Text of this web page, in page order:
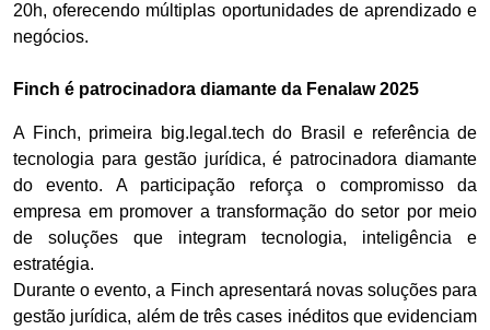
20h, oferecendo múltiplas oportunidades de aprendizado e
negócios.
Finch é patrocinadora diamante da Fenalaw 2025
A Finch, primeira big.legal.tech do Brasil e referência de
tecnologia para gestão jurídica, é patrocinadora diamante
do evento. A participação reforça o compromisso da
empresa em promover a transformação do setor por meio
de soluções que integram tecnologia, inteligência e
estratégia.
Durante o evento, a Finch apresentará novas soluções para
gestão jurídica, além de três cases inéditos que evidenciam